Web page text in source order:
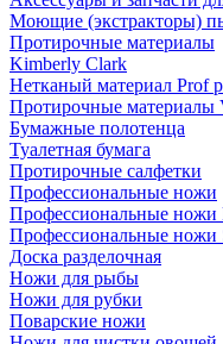
Моющие (экстракторы)
Протирочные материалы
Kimberly Clark
Нетканый материал Prof
Протирочные материалы
Бумажные полотенца
Туалетная бумага
Протирочные салфетки
Профессиональные ножи
Профессиональные ножи
Профессиональные ножи
Доска разделочная
Ножи для рыбы
Ножи для рубки
Поварские ножи